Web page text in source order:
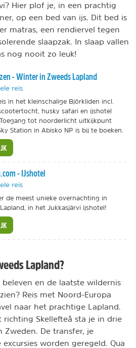
Hier plof je, in een prachtig
op een bed van ijs. Dit bed is
matras, een rendiervel tegen
slaapzak. In slaap vallen
nog nooit zo leuk!
- Winter in Zweeds Lapland
reis
in het kleinschalige Björkliden incl.
husky safari en ijshotel
Toegang tot noorderlicht uitkijkpunt
Station in Abisko NP is bij te boeken.
- IJshotel
reis
de meest unieke overnachting in
in het Jukkasjärvi ijshotel!
Lapland?
en de laatste wildernis
Reis met Noord-Europa
naar het prachtige Lapland.
richting Skellefteå sta je in drie
Zweden. De transfer, je
worden geregeld. Qua